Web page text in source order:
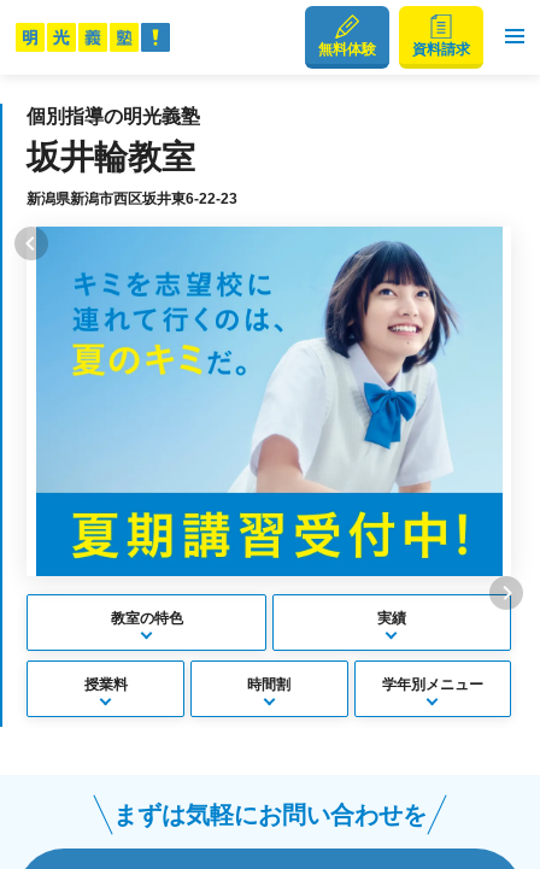
無料体験 資料請求
個別指導の明光義塾
坂井輪教室
新潟県新潟市西区坂井東6-22-23
教室の特色 実績
授業料 時間割 学年別メニュー
まずは気軽にお問い合わせを